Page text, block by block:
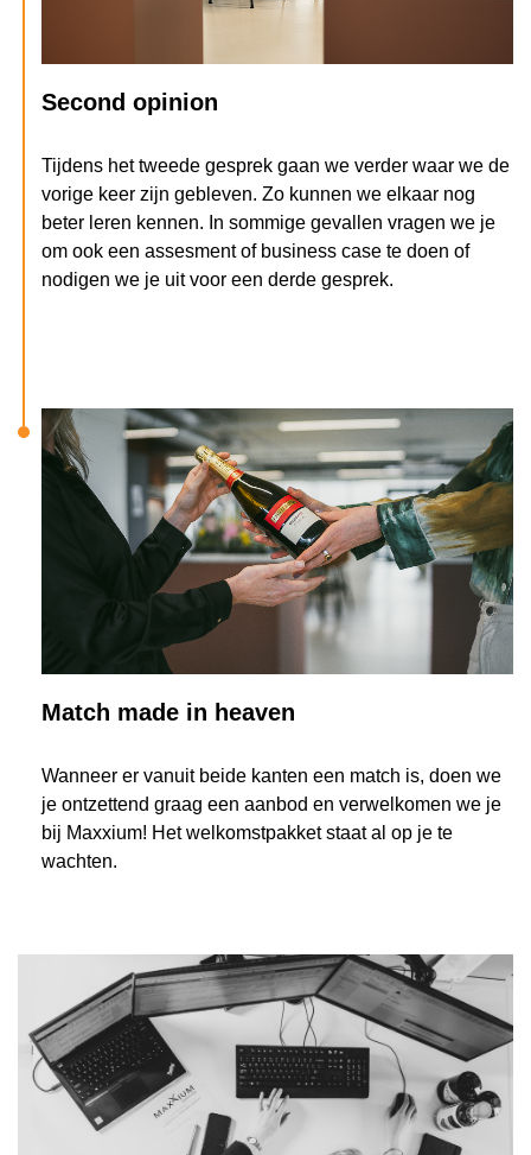
Second opinion
Tijdens het tweede gesprek gaan we verder waar we de
vorige keer zijn gebleven. Zo kunnen we elkaar nog
beter leren kennen. In sommige gevallen vragen we je
om ook een assesment of business case te doen of
nodigen we je uit voor een derde gesprek.
Match made in heaven
Wanneer er vanuit beide kanten een match is, doen we
je ontzettend graag een aanbod en verwelkomen we je
bij Maxxium! Het welkomstpakket staat al op je te
wachten.